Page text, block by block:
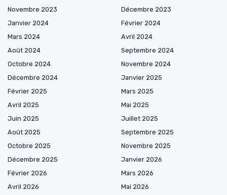
Novembre 2023
Décembre 2023
Janvier 2024
Février 2024
Mars 2024
Avril 2024
Août 2024
Septembre 2024
Octobre 2024
Novembre 2024
Décembre 2024
Janvier 2025
Février 2025
Mars 2025
Avril 2025
Mai 2025
Juin 2025
Juillet 2025
Août 2025
Septembre 2025
Octobre 2025
Novembre 2025
Décembre 2025
Janvier 2026
Février 2026
Mars 2026
Avril 2026
Mai 2026